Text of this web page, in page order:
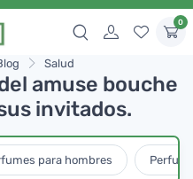
0
Salud
amuse bouche
invitados.
para hombres